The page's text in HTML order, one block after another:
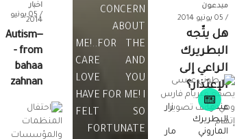
مبدعون
/ 05 يونيو 2014
هل يتّجه
البطريرك
الراعي إلى
الإعتذار؟
عندما زار
البطريرك
الماروني مار
CONCERN
ABOUT
ME!..FOR THE
CARE AND
LOVE YOU
HAVE FOR ME! I
FELT SO
FORTUNATE
اخبار
/ 05 يونيو
2014
Autism--
- from
bahaa
zahnan